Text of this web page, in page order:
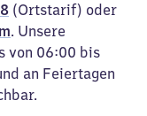
(Ortstarif) oder
. Unsere
von 06:00 bis
an Feiertagen